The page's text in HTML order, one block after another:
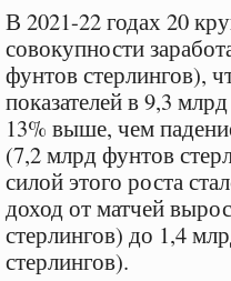
В 2021-22 годах 20
совокупности
фунтов стерлингов),
показателей в 9,3
13% выше, чем
(7,2 млрд фунтов
силой этого роста
доход от матчей
стерлингов) до 1,4
стерлингов).